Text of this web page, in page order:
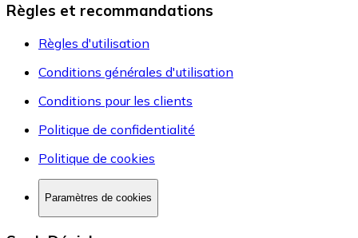
Règles et recommandations
Règles d'utilisation
Conditions générales d'utilisation
Conditions pour les clients
Politique de confidentialité
Politique de cookies
Paramètres de cookies